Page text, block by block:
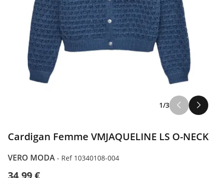
1/3
Cardigan Femme VMJAQUELINE LS O-NECK
VERO MODA - Ref 10340108-004
34,99 €